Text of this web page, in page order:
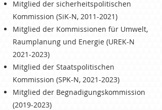
Mitglied der sicherheitspolitischen
Kommission (SiK-N, 2011-2021)
Mitglied der Kommissionen für Umwelt,
Raumplanung und Energie (UREK-N
2021-2023)
Mitglied der Staatspolitischen
Kommission (SPK-N, 2021-2023)
Mitglied der Begnadigungskommission
(2019-2023)